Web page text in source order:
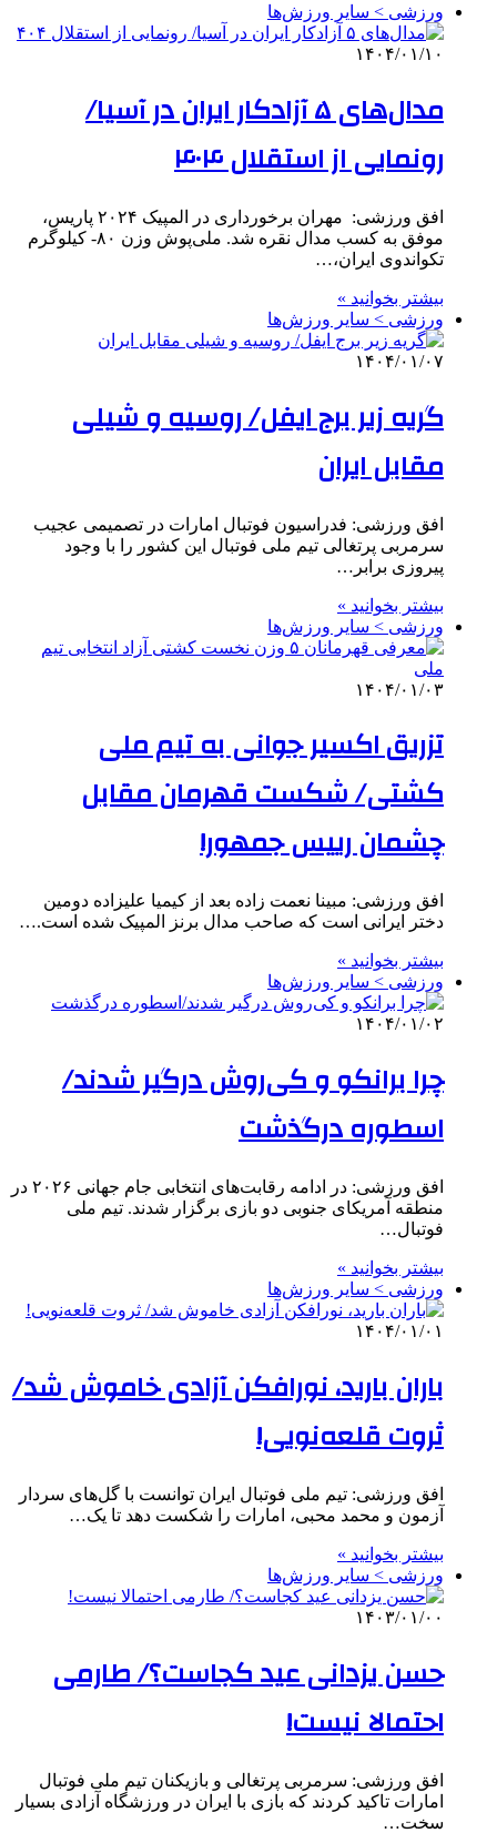
ورزشی > سایر ورزش‌ها
۱۴۰۴/۰۱/۱۰
مدال‌های ۵ آزادکار ایران در آسیا/
رونمایی از استقلال ۴۰۴
افق ورزشی: مهران برخورداری در المپیک ۲۰۲۴ پاریس،
موفق به کسب مدال نقره شد. ملی‌پوش وزن ۸۰- کیلوگرم
تکواندوی ایران،…
بیشتر بخوانید »
ورزشی > سایر ورزش‌ها
۱۴۰۴/۰۱/۰۷
گریه زیر برج ایفل/ روسیه و شیلی
مقابل ایران
افق ورزشی: فدراسیون فوتبال امارات در تصمیمی عجیب
سرمربی پرتغالی تیم ملی فوتبال این کشور را با وجود
پیروزی برابر…
بیشتر بخوانید »
ورزشی > سایر ورزش‌ها
۱۴۰۴/۰۱/۰۳
تزریق اکسیر جوانی به تیم ملی
کشتی/ شکست قهرمان مقابل
چشمان رییس جمهور!
افق ورزشی: مبینا نعمت زاده بعد از کیمیا علیزاده دومین
دختر ایرانی است که صاحب مدال برنز المپیک شده است.…
بیشتر بخوانید »
ورزشی > سایر ورزش‌ها
۱۴۰۴/۰۱/۰۲
چرا برانکو و کی‌روش درگیر شدند/
اسطوره درگذشت
افق ورزشی: در ادامه رقابت‌های انتخابی جام جهانی ۲۰۲۶ در
منطقه آمریکای جنوبی دو بازی برگزار شدند. تیم ملی
فوتبال…
بیشتر بخوانید »
ورزشی > سایر ورزش‌ها
۱۴۰۴/۰۱/۰۱
باران بارید، نورافکن آزادی خاموش شد/
ثروت قلعه‌نویی!
افق ورزشی: تیم ملی فوتبال ایران توانست با گل‌های سردار
آزمون و محمد محبی، امارات را شکست دهد تا یک…
بیشتر بخوانید »
ورزشی > سایر ورزش‌ها
۱۴۰۳/۰۱/۰۰
حسن یزدانی عید کجاست؟/ طارمی
احتمالا نیست!
افق ورزشی: سرمربی پرتغالی و بازیکنان تیم ملی فوتبال
امارات تاکید کردند که بازی با ایران در ورزشگاه آزادی بسیار
سخت…